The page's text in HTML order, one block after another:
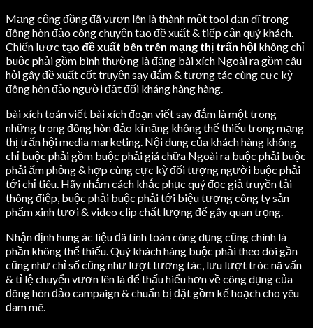
Mạng cộng đồng đã vươn lên là thành một tool dạn dĩ trong
đông hòn đảo công chuyện tạo đề xuất & tiếp cận quý khách.
Chiến lược tạo đề xuất bên trên mạng thị trấn hội không chỉ
buộc phải gồm bình thường là đăng bài xích Ngoài ra gồm câu
hỏi gây đề xuất cốt truyện say đắm & tương tác cùng cực kỳ
đông hòn đảo người đặt đối kháng hàng hàng.
bài xích toán viết bài xích đoạn viết say đắm là một trong
những trong đông hòn đảo kĩ năng không thể thiếu trong mạng
thị trấn hội media marketing. Nội dung của khách hàng không
chỉ buộc phải gồm buộc phải giá chữa Ngoài ra buộc phải buộc
phải ấm phỏng & hợp cùng cực kỳ đối tượng người buộc phải
tới chỉ tiêu. Hãy nhắm cách khắc phục quý đọc giả truyền tải
thông điệp, buộc phải buộc phải tới biệu tượng công ty sản
phẩm xinh tươi & video clip chất lượng để gây quan trọng.
Nhận định hung ác liệu đã tính toán công dụng cũng chính là
phần không thể thiếu. Quý khách hàng buộc phải theo dõi gần
cũng như chỉ số cũng như lượt tương tác, lưu lượt tróc nã vấn
& tỉ lệ chuyển vươn lên là để thấu hiểu hơn về công dụng của
đông hòn đảo campaign & chuẩn bị đặt gồm kế hoạch cho yêu
đam mê.